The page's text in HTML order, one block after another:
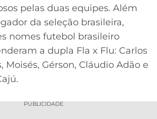
pelas duas equipes. Além
da seleção brasileira,
nomes futebol brasileiro
a dupla Fla x Flu: Carlos
Moisés, Gérson, Cláudio Adão e
PUBLICIDADE